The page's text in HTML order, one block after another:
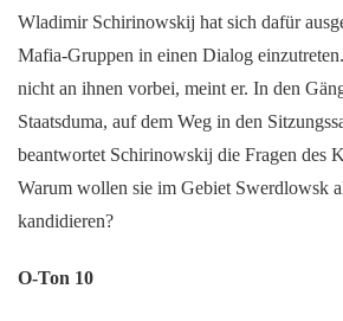
Wladimir Schirinowskij hat sich dafür
Mafia-Gruppen in einen Dialog
nicht an ihnen vorbei, meint er. In den
Staatsduma, auf dem Weg in den
beantwortet Schirinowskij die Fragen des
Warum wollen sie im Gebiet Swerdlowsk
kandidieren?
O-Ton 10